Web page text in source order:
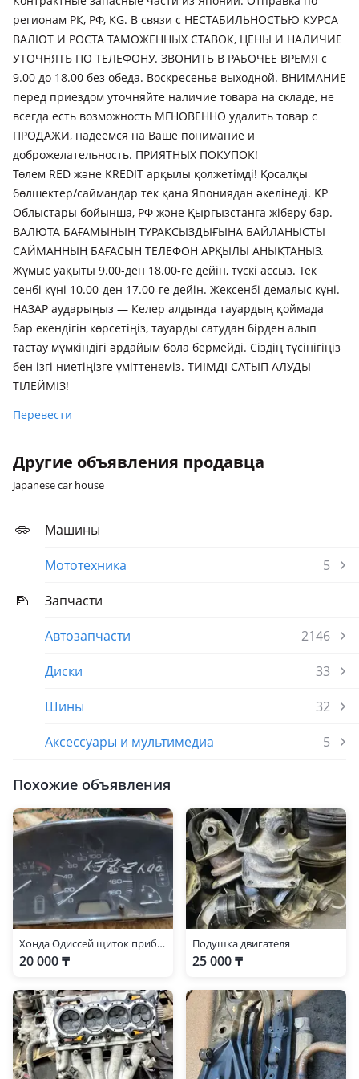
регионам РК, РФ, KG. В связи с НЕСТАБИЛЬНОСТЬЮ КУРСА
ВАЛЮТ И РОСТА ТАМОЖЕННЫХ СТАВОК, ЦЕНЫ И НАЛИЧИЕ
УТОЧНЯТЬ ПО ТЕЛЕФОНУ. ЗВОНИТЬ В РАБОЧЕЕ ВРЕМЯ с
9.00 до 18.00 без обеда. Воскресенье выходной. ВНИМАНИЕ
перед приездом уточняйте наличие товара на складе, не
всегда есть возможность МГНОВЕННО удалить товар с
ПРОДАЖИ, надеемся на Ваше понимание и
доброжелательность. ПРИЯТНЫХ ПОКУПОК!
Төлем RED және KREDIT арқылы қолжетімді! Қосалқы
бөлшектер/саймандар тек қана Япониядан әкелінеді. ҚР
Облыстары бойынша, РФ және Қырғызстанға жіберу бар.
ВАЛЮТА БАҒАМЫНЫҢ ТҰРАҚСЫЗДЫҒЫНА БАЙЛАНЫСТЫ
САЙМАННЫҢ БАҒАСЫН ТЕЛЕФОН АРҚЫЛЫ АНЫҚТАҢЫЗ.
Жұмыс уақыты 9.00-ден 18.00-ге дейін, түскі ассыз. Тек
сенбі күні 10.00-ден 17.00-ге дейін. Жексенбі демалыс күні.
НАЗАР аударыңыз — Келер алдында тауардың қоймада
бар екендігін көрсетіңіз, тауарды сатудан бірден алып
тастау мүмкіндігі әрдайым бола бермейді. Сіздің түсінігіңіз
бен ізгі ниетіңізге үміттенеміз. ТИІМДІ САТЫП АЛУДЫ
ТІЛЕЙМІЗ!
Перевести
Другие объявления продавца
Japanese car house
Машины
Мототехника
5
Запчасти
Автозапчасти
2146
Диски
33
Шины
32
Аксессуары и мультимедиа
5
Похожие объявления
Хонда Одиссей щиток приборов
20 000 ₸
Подушка двигателя
25 000 ₸